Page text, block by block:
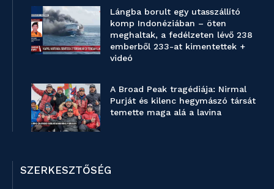
Lángba borult egy utasszállító
komp Indonéziában – öten
meghaltak, a fedélzeten lévő 238
emberből 233-at kimentettek +
videó
A Broad Peak tragédiája: Nirmal
Purját és kilenc hegymászó társát
temette maga alá a lavina
SZERKESZTŐSÉG